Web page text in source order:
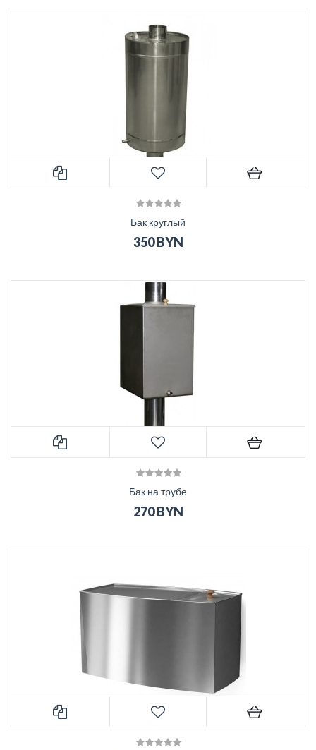
Бак круглый
350 BYN
Бак на трубе
270 BYN